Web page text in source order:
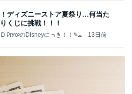
ディズニーストア夏祭り…何当た
くじに挑戦！！！
高校生Dヲタ Ꭰ-ᎮꭵꭹꭴのDisneyにっき！！✎ܚ 13日前